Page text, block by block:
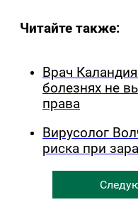
Читайте также:
Врач
болезнях не
права
Вирусолог
риска при